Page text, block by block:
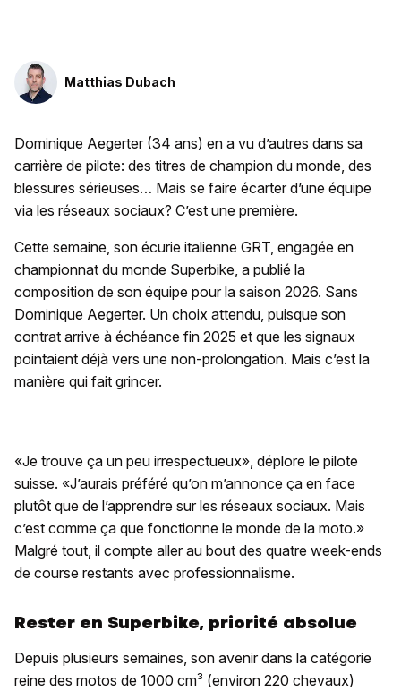
Matthias Dubach
Dominique Aegerter (34 ans) en a vu d’autres dans sa
carrière de pilote: des titres de champion du monde, des
blessures sérieuses… Mais se faire écarter d’une équipe
via les réseaux sociaux? C’est une première.
Cette semaine, son écurie italienne GRT, engagée en
championnat du monde Superbike, a publié la
composition de son équipe pour la saison 2026. Sans
Dominique Aegerter. Un choix attendu, puisque son
contrat arrive à échéance fin 2025 et que les signaux
pointaient déjà vers une non-prolongation. Mais c’est la
manière qui fait grincer.
«Je trouve ça un peu irrespectueux», déplore le pilote
suisse. «J’aurais préféré qu’on m’annonce ça en face
plutôt que de l’apprendre sur les réseaux sociaux. Mais
c’est comme ça que fonctionne le monde de la moto.»
Malgré tout, il compte aller au bout des quatre week-ends
de course restants avec professionnalisme.
Rester en Superbike, priorité absolue
Depuis plusieurs semaines, son avenir dans la catégorie
reine des motos de 1000 cm³ (environ 220 chevaux)